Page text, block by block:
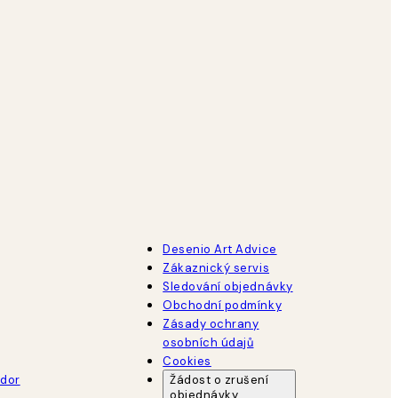
Desenio Art Advice
Zákaznický servis
Sledování objednávky
Obchodní podmínky
Zásady ochrany
osobních údajů
Cookies
Žádost o zrušení
objednávky